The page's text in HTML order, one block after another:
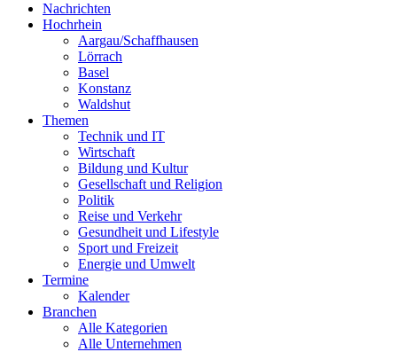
Nachrichten
Hochrhein
Aargau/Schaffhausen
Lörrach
Basel
Konstanz
Waldshut
Themen
Technik und IT
Wirtschaft
Bildung und Kultur
Gesellschaft und Religion
Politik
Reise und Verkehr
Gesundheit und Lifestyle
Sport und Freizeit
Energie und Umwelt
Termine
Kalender
Branchen
Alle Kategorien
Alle Unternehmen